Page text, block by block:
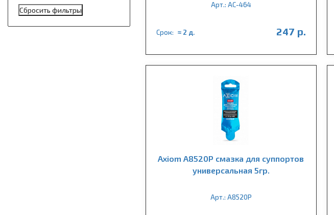
Арт.: АС-464
Срок: ≈ 2 д. 247 р.
Axiom A8520P смазка для суппортов
универсальная 5гр.
Арт.: A8520P